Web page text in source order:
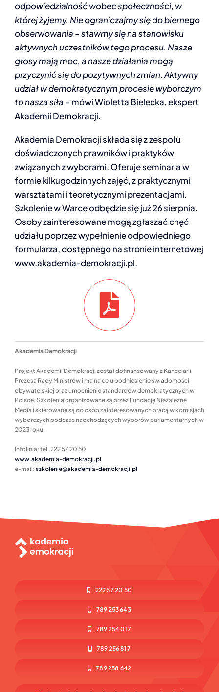
odpowiedzialność wobec społeczności, w
której żyjemy. Nie ograniczajmy się do biernego
obserwowania – stawmy się na stanowisku
aktywnych uczestników tego procesu. Nasze
głosy mają moc, a nasze działania mogą
przyczynić się do pozytywnych zmian. Aktywny
udział w demokratycznym procesie wyborczym
to nasza siła – mówi Wioletta Bielecka, ekspert
Akademii Demokracji.
Akademia Demokracji składa się z zespołu
doświadczonych prawników i praktyków
związanych z wyborami. Oferuje seminaria w
formie kilkugodzinnych zajęć, z praktycznymi
warsztatami i teoretycznymi prezentacjami.
Szkolenie w Warce odbędzie się już 26 sierpnia.
Osoby zainteresowane mogą zgłaszać chęć
udziału poprzez wypełnienie odpowiedniego
formularza, dostępnego na stronie internetowej
www.akademia-demokracji.pl.
Akademia Demokracji
Projekt Akademii Demokracji został dofinansowany z Kancelarii
Prezesa Rady Ministrów i ma na celu podniesienie świadomości
obywatelskiej oraz umocnienie standardów demokratycznych w
Polsce. Szkolenia organizowane są przez Fundację Niezależne
Media i skierowane są do osób zainteresowanych pracą w komisjach
wyborczych podczas nadchodzących wyborów parlamentarnych w
2023 roku.
Infolinia: tel. 222 57 20 50
www.akademia-demokracji.pl
e-mail: szkolenie@akademia-demokracji.pl
222 57 20 50
789 253 643
789 254 017
789 256 817
789 258 642